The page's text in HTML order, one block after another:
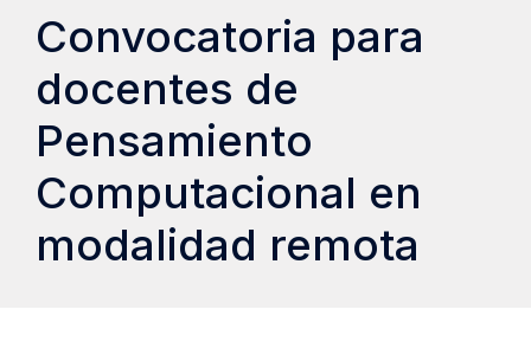
Convocatoria para
docentes de
Pensamiento
Computacional en
modalidad remota